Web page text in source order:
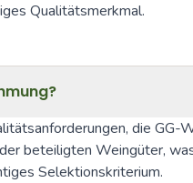
Qualitätsmerkmal.
die GG-
beteiligten Weingüter,
Selektionskriterium.